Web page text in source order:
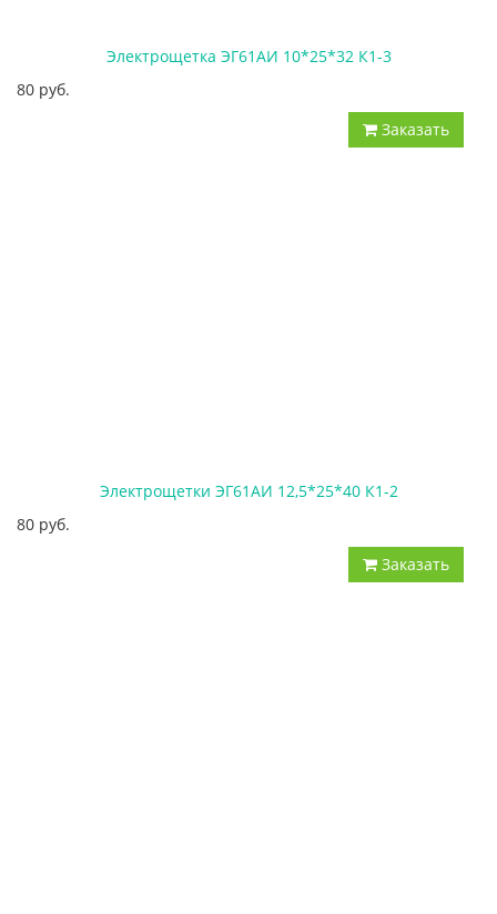
Электрощетка ЭГ61АИ 10*25*32 К1-3
80 руб.
Заказать
Электрощетки ЭГ61АИ 12,5*25*40 К1-2
80 руб.
Заказать